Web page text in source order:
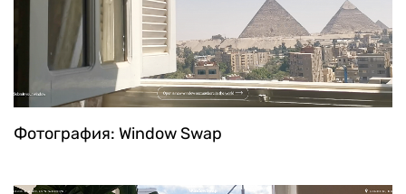
Фотография: Window Swap